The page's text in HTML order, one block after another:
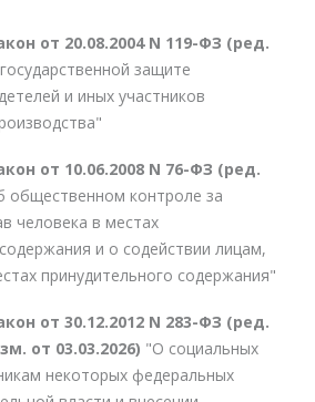
от 20.08.2004 N 119-ФЗ (ред.
защите
и иных участников
от 10.06.2008 N 76-ФЗ (ред.
общественном контроле за
человека в местах
и о содействии лицам,
принудительного содержания"
от 30.12.2012 N 283-ФЗ (ред.
от 03.03.2026) "О социальных
некоторых федеральных